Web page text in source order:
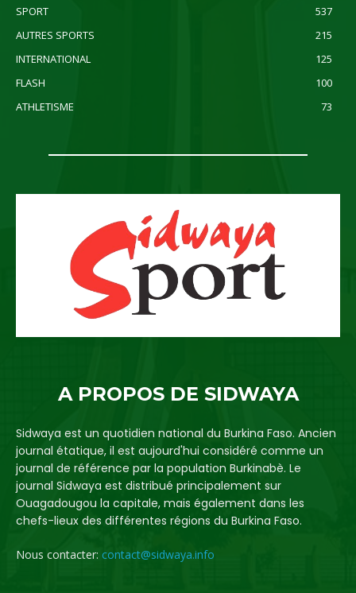
SPORT
537
AUTRES SPORTS
215
INTERNATIONAL
125
FLASH
100
ATHLETISME
73
A PROPOS DE SIDWAYA
Sidwaya est un quotidien national du Burkina Faso. Ancien
journal étatique, il est aujourd'hui considéré comme un
journal de référence par la population Burkinabè. Le
journal Sidwaya est distribué principalement sur
Ouagadougou la capitale, mais également dans les
chefs-lieux des différentes régions du Burkina Faso.
Nous contacter: contact@sidwaya.info